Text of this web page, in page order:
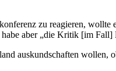
zu reagieren,
aber „die Kritik [im
auskundschaften wollen,